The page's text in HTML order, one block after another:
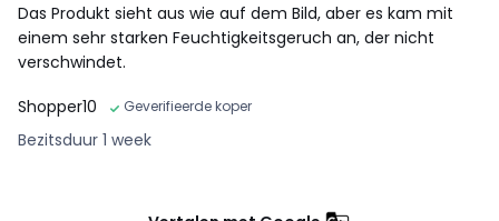
Das Produkt sieht aus wie auf dem Bild, aber es kam mit
einem sehr starken Feuchtigkeitsgeruch an, der nicht
verschwindet.
Shopper10
Geverifieerde koper
Bezitsduur 1 week